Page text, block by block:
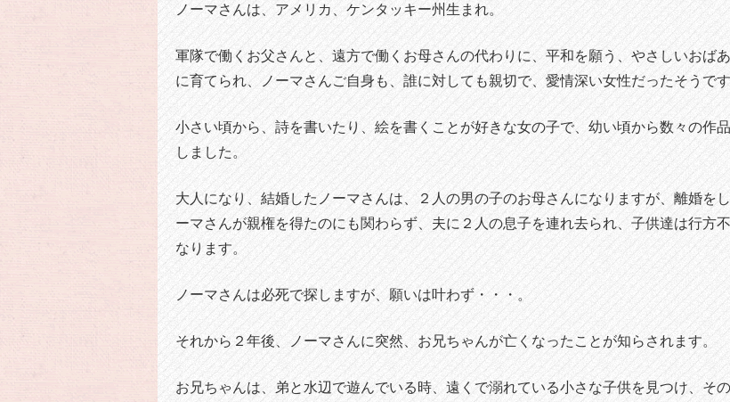
ノーマさんは、アメリカ、ケンタッキー州生まれ。
軍隊で働くお父さんと、遠方で働くお母さんの代わりに、平和を願う、やさしいおば
に育てられ、ノーマさんご自身も、誰に対しても親切で、愛情深い女性だったそうで
小さい頃から、詩を書いたり、絵を書くことが好きな女の子で、幼い頃から数々の作
しました。
大人になり、結婚したノーマさんは、２人の男の子のお母さんになりますが、離婚を
ーマさんが親権を得たのにも関わらず、夫に２人の息子を連れ去られ、子供達は行方
なります。
ノーマさんは必死で探しますが、願いは叶わず・・・。
それから２年後、ノーマさんに突然、お兄ちゃんが亡くなったことが知らされます。
お兄ちゃんは、弟と水辺で遊んでいる時、遠くで溺れている小さな子供を見つけ、そ